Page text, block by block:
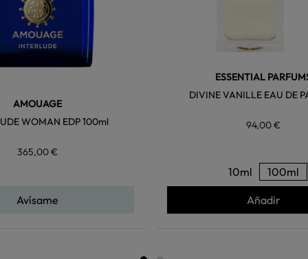
AMOUAGE
WOMAN EDP 100ml
365,00 €
Avísame
ESSENTIAL
DIVINE VANILLE EAU DE
94,00 €
10ml 100ml
Añadir